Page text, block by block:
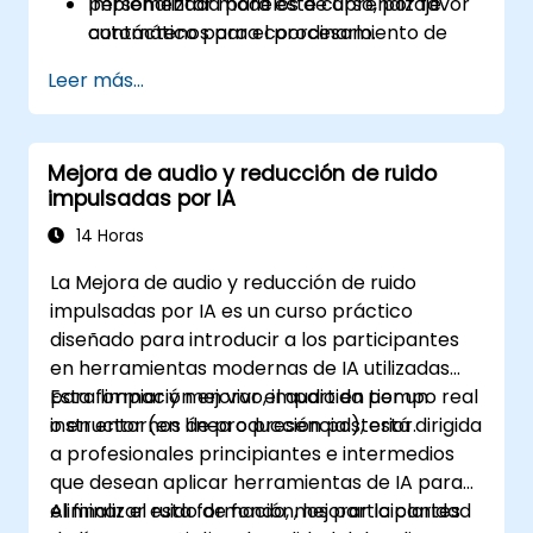
automático para el procesamiento de
entornos empresariales como
embebidos.
contáctenos para coordinarlo.
Leer más...
Mejora de audio y reducción de ruido
impulsadas por IA
14 Horas
La Mejora de audio y reducción de ruido
impulsadas por IA es un curso práctico
diseñado para introducir a los participantes
en herramientas modernas de IA utilizadas
para limpiar y mejorar el audio en tiempo real
o en entornos de producción posterior.
Esta formación en vivo, impartida por un
instructor (en línea o presencial), está dirigida
a profesionales principiantes e intermedios
que desean aplicar herramientas de IA para
eliminar el ruido de fondo, mejorar la claridad
Al finalizar esta formación, los participantes